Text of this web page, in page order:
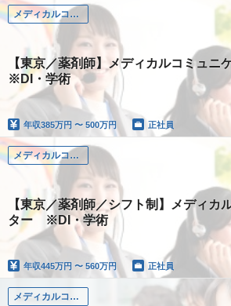
メディカルコミュニケーター（薬剤師）
【東京／薬剤師】メディカルコミュ
※DI・学術
年収385万円 〜 500万円 正社員
メディカルコミュニケーター（薬剤師）
【東京／薬剤師／シフト制】メディカ
ター ※DI・学術
年収445万円 〜 560万円 正社員
メディカルコミュニケーター（薬剤師）